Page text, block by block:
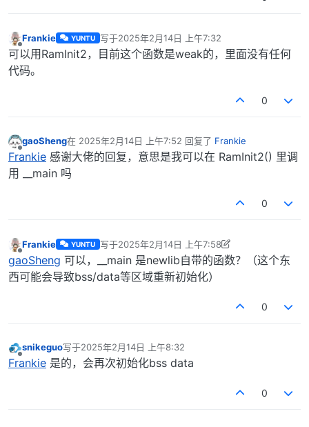
离线
Frankie YUNTU 写于2025年2月14日 上午7:32
最后由 编辑
可以用RamInit2，目前这个函数是weak的，里面没有任何
代码。
0
离线
gaoSheng在 2025年2月14日 上午7:52 回复了 Frankie
最后由 编辑
Frankie 感谢大佬的回复，意思是我可以在 RamInit2() 里调
用 __main 吗
0
离线
Frankie YUNTU 写于2025年2月14日 上午7:58
最后由 Frankie 编辑 2025年2月14日 下午3:59
gaoSheng 可以，__main 是newlib自带的函数？（这个东
西可能会导致bss/data等区域重新初始化）
0
离线
snikeguo写于2025年2月14日 上午8:32
最后由 编辑
Frankie 是的，会再次初始化bss data
0